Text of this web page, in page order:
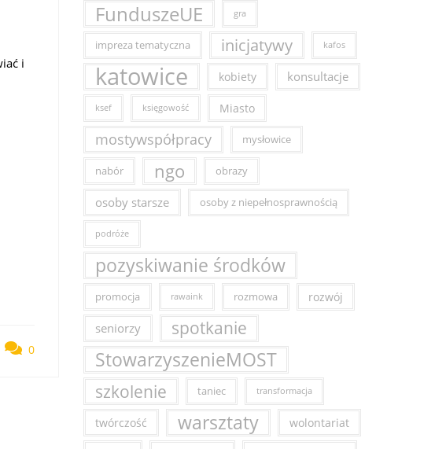
i
0
FunduszeUE
gra
impreza tematyczna inicjatywy kafos
katowice kobiety konsultacje
ksef księgowość Miasto
mostywspółpracy mysłowice
nabór ngo obrazy
osoby starsze osoby z niepełnosprawnością
podróże
pozyskiwanie środków
promocja rawaink rozmowa rozwój
seniorzy spotkanie
StowarzyszenieMOST
szkolenie taniec transformacja
twórczość warsztaty wolontariat